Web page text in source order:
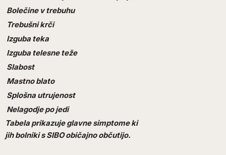
Bolečine v trebuhu
Trebušni krči
Izguba teka
Izguba telesne teže
Slabost
Mastno blato
Splošna utrujenost
Nelagodje po jedi
Tabela prikazuje glavne simptome ki
jih bolniki s SIBO običajno občutijo.